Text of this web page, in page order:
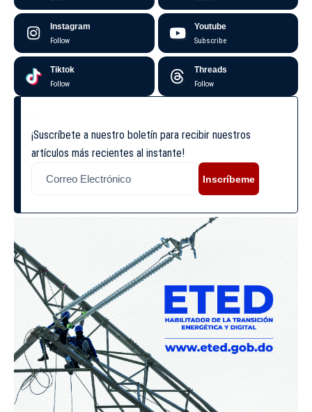
Instagram
Follow
Youtube
Subscribe
Tiktok
Follow
Threads
Follow
¡Suscríbete a nuestro boletín para recibir nuestros
artículos más recientes al instante!
Inscríbeme